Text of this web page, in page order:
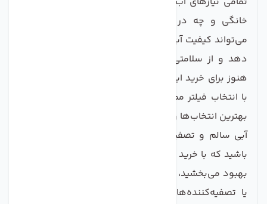
خانگی و چه در صنایع بزرگتر. استفاده از این فیلتر
می‌تواند کیفیت آب مصرفی شما را به طرز چشمگیری ارتقا
دهد و از سلامتی شما و خانواده‌تان محافظت کند. آیا
هنوز برای خرید این فیلتر تردید دارید؟ مطمئن باشید که
بهترین انتخاب‌ها را خواهید داشت و به راحتی می‌توانید از
آبی سالم و تصفیه شده بهره‌مند شوید. به یاد داشته
باشید که با خرید این محصول، نه تنها کیفیت آب خود را
بهبود می‌بخشید، بلکه در هزینه‌ها نظیر خرید آب معدنی
یا تصفیه‌کننده‌های گران‌قیمت نیز صرفه‌جویی خواهید